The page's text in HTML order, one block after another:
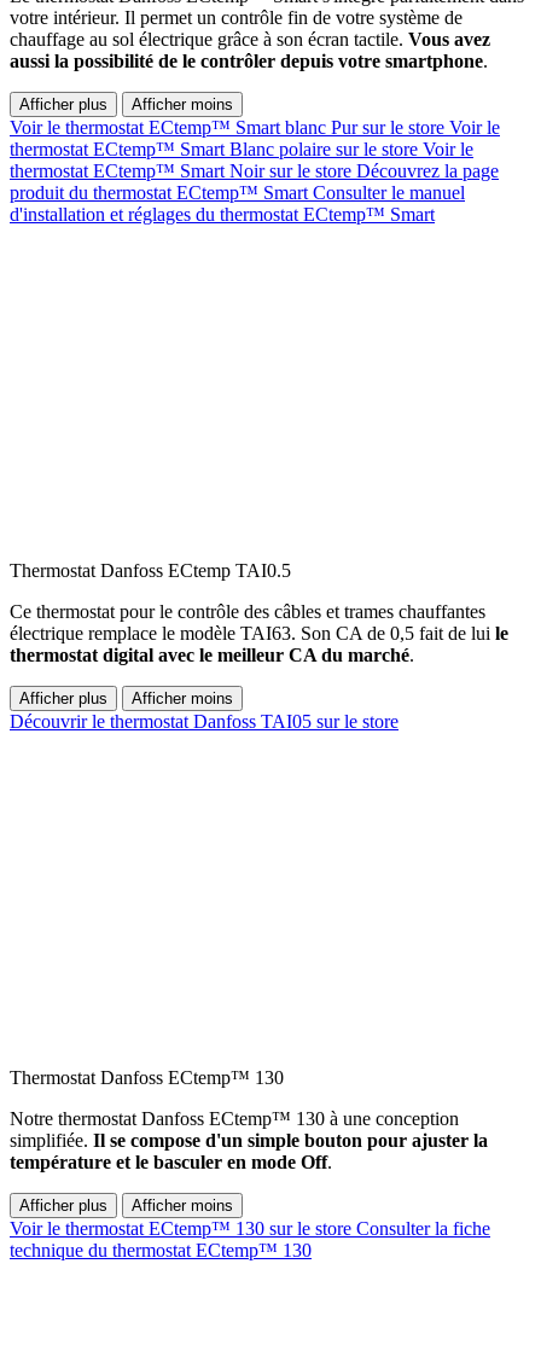
votre intérieur. Il permet un contrôle fin de votre système de
chauffage au sol électrique grâce à son écran tactile. Vous avez
aussi la possibilité de le contrôler depuis votre smartphone.
Afficher plus Afficher moins
Voir le thermostat ECtemp™ Smart blanc Pur sur le store Voir le
thermostat ECtemp™ Smart Blanc polaire sur le store Voir le
thermostat ECtemp™ Smart Noir sur le store Découvrez la page
produit du thermostat ECtemp™ Smart Consulter le manuel
d'installation et réglages du thermostat ECtemp™ Smart
Thermostat Danfoss ECtemp TAI0.5
Ce thermostat pour le contrôle des câbles et trames chauffantes
électrique remplace le modèle TAI63. Son CA de 0,5 fait de lui le
thermostat digital avec le meilleur CA du marché.
Afficher plus Afficher moins
Découvrir le thermostat Danfoss TAI05 sur le store
Thermostat Danfoss ECtemp™ 130
Notre thermostat Danfoss ECtemp™ 130 à une conception
simplifiée. Il se compose d'un simple bouton pour ajuster la
température et le basculer en mode Off.
Afficher plus Afficher moins
Voir le thermostat ECtemp™ 130 sur le store Consulter la fiche
technique du thermostat ECtemp™ 130